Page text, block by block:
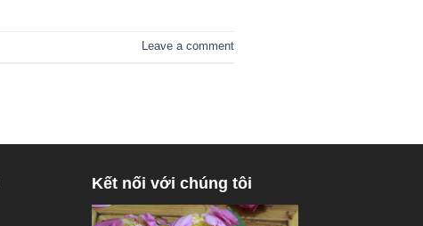
Leave a comment
Kết nối với chúng tôi